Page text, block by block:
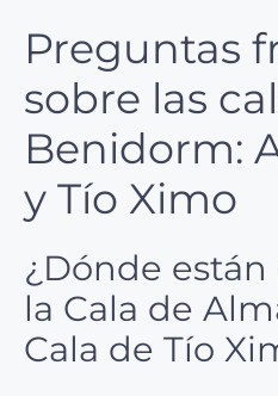
Preguntas
sobre las
Benidorm:
y Tío Ximo
¿Dónde
la Cala de
Cala de Tío